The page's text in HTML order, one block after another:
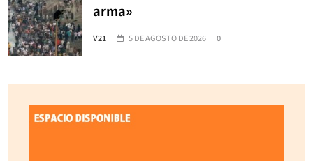
arma»
V21 5 DE AGOSTO DE 2026 0